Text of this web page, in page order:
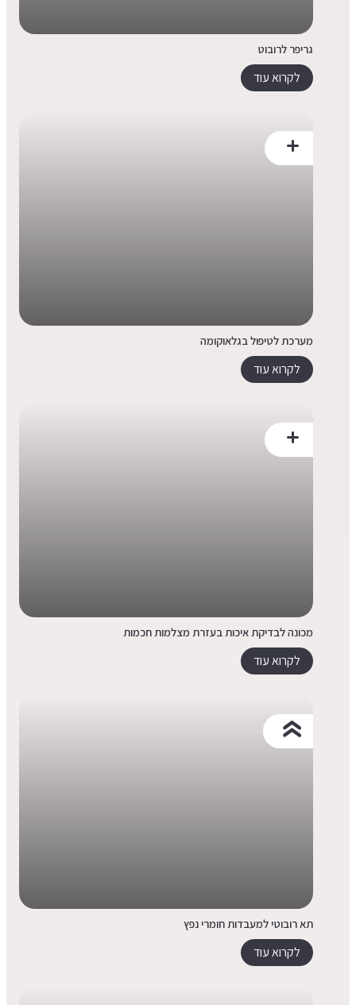
גריפר לרובוט
לקרוא עוד
מערכת לטיפול בגלאוקומה
לקרוא עוד
מכונה לבדיקת איכות בעזרת מצלמות חכמות
לקרוא עוד
תא רובוטי למעבדות חומרי נפץ
לקרוא עוד